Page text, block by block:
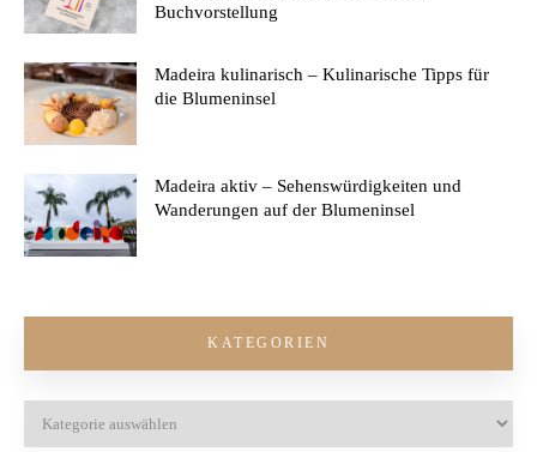
Buchvorstellung
Madeira kulinarisch – Kulinarische Tipps für
die Blumeninsel
Madeira aktiv – Sehenswürdigkeiten und
Wanderungen auf der Blumeninsel
KATEGORIEN